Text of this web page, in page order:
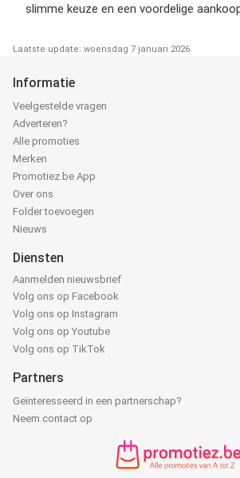
slimme keuze en een voordelige
Laatste update: woensdag 7 januari 2026
Informatie
Veelgestelde vragen
Adverteren?
Alle promoties
Merken
Promotiez.be App
Over ons
Folder toevoegen
Nieuws
Diensten
Aanmelden nieuwsbrief
Volg ons op Facebook
Volg ons op Instagram
Volg ons op Youtube
Volg ons op TikTok
Partners
Geïnteresseerd in een partnerschap?
Neem contact op